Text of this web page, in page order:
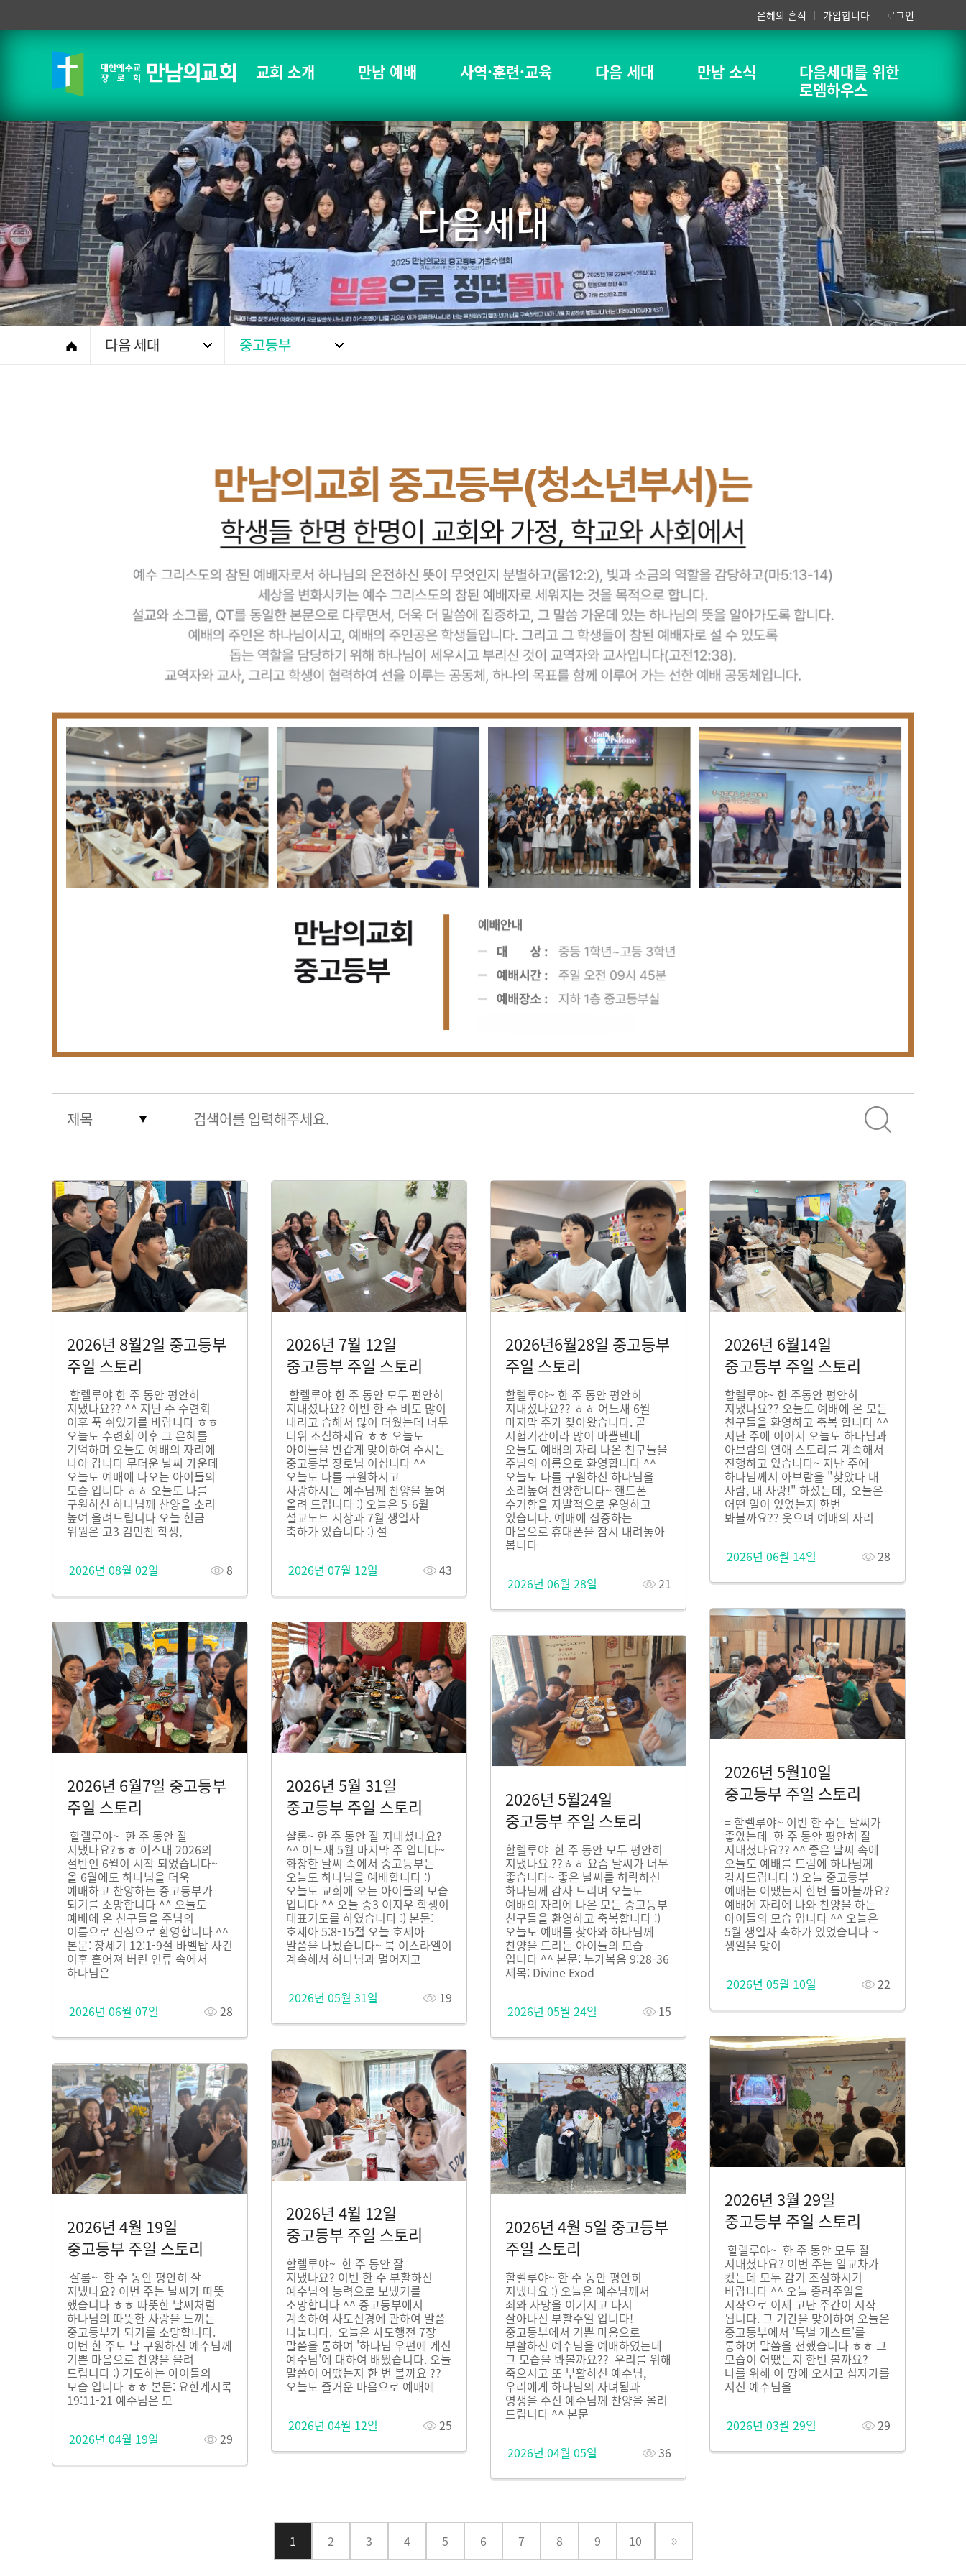
은혜의 흔적 가입합니다 로그인
교회 소개 만남 예배 사역·훈련·교육 다음 세대 만남 소식
다음세대를 위한
로뎀하우스
다음세대
다음 세대 중고등부
2026년 8월2일 중고등부
주일 스토리
할렐루야 한 주 동안 평안히
지냈나요?? ^^ 지난 주 수련회
이후 푹 쉬었기를 바랍니다 ㅎㅎ
오늘도 수련회 이후 그 은혜를
기억하며 오늘도 예배의 자리에
나아 갑니다 무더운 날씨 가운데
오늘도 예배에 나오는 아이들의
모습 입니다 ㅎㅎ 오늘도 나를
구원하신 하나님께 찬양을 소리
높여 올려드립니다 오늘 헌금
위원은 고3 김민찬 학생,
2026년 08월 02일 8
2026년 7월 12일
중고등부 주일 스토리
할렐루야 한 주 동안 모두 편안히
지내셨나요? 이번 한 주 비도 많이
내리고 습해서 많이 더웠는데 너무
더위 조심하세요 ㅎㅎ 오늘도
아이들을 반갑게 맞이하여 주시는
중고등부 장로님 이십니다 ^^
오늘도 나를 구원하시고
사랑하시는 예수님께 찬양을 높여
올려 드립니다 :) 오늘은 5-6월
설교노트 시상과 7월 생일자
축하가 있습니다 :) 설
2026년 07월 12일 43
2026년6월28일 중고등부
주일 스토리
할렐루야~ 한 주 동안 평안히
지내셨나요?? ㅎㅎ 어느새 6월
마지막 주가 찾아왔습니다. 곧
시험기간이라 많이 바쁠텐데
오늘도 예배의 자리 나온 친구들을
주님의 이름으로 환영합니다 ^^
오늘도 나를 구원하신 하나님을
소리높여 찬양합니다~ 핸드폰
수거함을 자발적으로 운영하고
있습니다. 예배에 집중하는
마음으로 휴대폰을 잠시 내려놓아
봅니다
2026년 06월 28일 21
2026년 6월14일
중고등부 주일 스토리
할렐루야~ 한 주동안 평안히
지냈나요?? 오늘도 예배에 온 모든
친구들을 환영하고 축복 합니다 ^^
지난 주에 이어서 오늘도 하나님과
아브람의 연애 스토리를 계속해서
진행하고 있습니다~ 지난 주에
하나님께서 아브람을 "찾았다 내
사람, 내 사랑!" 하셨는데, 오늘은
어떤 일이 있었는지 한번
봐볼까요?? 웃으며 예배의 자리
2026년 06월 14일 28
2026년 6월7일 중고등부
주일 스토리
할렐루야~ 한 주 동안 잘
지냈나요?ㅎㅎ 어스내 2026의
절반인 6월이 시작 되었습니다~
올 6월에도 하나님을 더욱
예배하고 찬양하는 중고등부가
되기를 소망합니다 ^^ 오늘도
예배에 온 친구들을 주님의
이름으로 진심으로 환영합니다 ^^
본문: 창세기 12:1-9절 바벨탑 사건
이후 흩어져 버린 인류 속에서
하나님은
2026년 06월 07일 28
2026년 5월 31일
중고등부 주일 스토리
샬롬~ 한 주 동안 잘 지내셨나요?
^^ 어느새 5월 마지막 주 입니다~
화창한 날씨 속에서 중고등부는
오늘도 하나님을 예배합니다 :)
오늘도 교회에 오는 아이들의 모습
입니다 ^^ 오늘 중3 이지우 학생이
대표기도를 하였습니다 :) 본문:
호세아 5:8-15절 오늘 호세아
말씀을 나눴습니다~ 북 이스라엘이
계속해서 하나님과 멀어지고
2026년 05월 31일 19
2026년 5월24일
중고등부 주일 스토리
할렐루야 한 주 동안 모두 평안히
지냈나요 ??ㅎㅎ 요즘 날씨가 너무
좋습니다~ 좋은 날씨를 허락하신
하나님께 감사 드리며 오늘도
예배의 자리에 나온 모든 중고등부
친구들을 환영하고 축복합니다 :)
오늘도 예배를 찾아와 하나님께
찬양을 드리는 아이들의 모습
입니다 ^^ 본문: 누가복음 9:28-36
제목: Divine Exod
2026년 05월 24일 15
2026년 5월10일
중고등부 주일 스토리
= 할렐루야~ 이번 한 주는 날씨가
좋았는데 한 주 동안 평안히 잘
지내셨나요?? ^^ 좋은 날씨 속에
오늘도 예배를 드림에 하나님께
감사드립니다 :) 오늘 중고등부
예배는 어땠는지 한번 돌아볼까요?
예배에 자리에 나와 찬양을 하는
아이들의 모습 입니다 ^^ 오늘은
5월 생일자 축하가 있었습니다 ~
생일을 맞이
2026년 05월 10일 22
2026년 4월 19일
중고등부 주일 스토리
샬롬~ 한 주 동안 평안히 잘
지냈나요? 이번 주는 날씨가 따뜻
했습니다 ㅎㅎ 따뜻한 날씨처럼
하나님의 따뜻한 사랑을 느끼는
중고등부가 되기를 소망합니다.
이번 한 주도 날 구원하신 예수님께
기쁜 마음으로 찬양을 올려
드립니다 :) 기도하는 아이들의
모습 입니다 ㅎㅎ 본문: 요한계시록
19:11-21 예수님은 모
2026년 04월 19일 29
2026년 4월 12일
중고등부 주일 스토리
할렐루야~ 한 주 동안 잘
지냈나요? 이번 한 주 부활하신
예수님의 능력으로 보냈기를
소망합니다 ^^ 중고등부에서
계속하여 사도신경에 관하여 말씀
나눕니다. 오늘은 사도행전 7장
말씀을 통하여 '하나님 우편에 계신
예수님'에 대하여 배웠습니다. 오늘
말씀이 어땠는지 한 번 볼까요 ??
오늘도 즐거운 마음으로 예배에
2026년 04월 12일 25
2026년 4월 5일 중고등부
주일 스토리
할렐루야~ 한 주 동안 평안히
지냈나요 :) 오늘은 예수님께서
죄와 사망을 이기시고 다시
살아나신 부활주일 입니다!
중고등부에서 기쁜 마음으로
부활하신 예수님을 예배하였는데
그 모습을 봐볼까요?? 우리를 위해
죽으시고 또 부활하신 예수님,
우리에게 하나님의 자녀됨과
영생을 주신 예수님께 찬양을 올려
드립니다 ^^ 본문
2026년 04월 05일 36
2026년 3월 29일
중고등부 주일 스토리
할렐루야~ 한 주 동안 모두 잘
지내셨나요? 이번 주는 일교차가
컸는데 모두 감기 조심하시기
바랍니다 ^^ 오늘 종려주일을
시작으로 이제 고난 주간이 시작
됩니다. 그 기간을 맞이하여 오늘은
중고등부에서 '특별 게스트'를
통하여 말씀을 전했습니다 ㅎㅎ 그
모습이 어땠는지 한번 볼까요?
나를 위해 이 땅에 오시고 십자가를
지신 예수님을
2026년 03월 29일 29
1 2 3 4 5 6 7 8 9 10